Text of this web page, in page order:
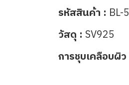
รหัสสินค้า : BL-
วัสดุ : SV925
การชุบเคลือบผิว